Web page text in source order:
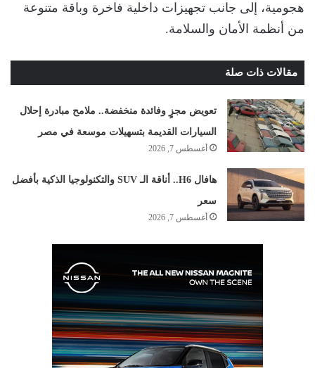
هجومية، إلى جانب تجهيزات داخلية فاخرة وباقة متنوعة
من أنظمة الأمان والسلامة.
مقالات ذات صلة
تعويض مجزٍ وفائدة منخفضة.. ملامح مبادرة إحلال
السيارات القديمة بتسهيلات موسعة في مصر
أغسطس 7, 2026
هافال H6.. أناقة الـ SUV والتكنولوجيا الذكية بأفضل
سعر
أغسطس 7, 2026